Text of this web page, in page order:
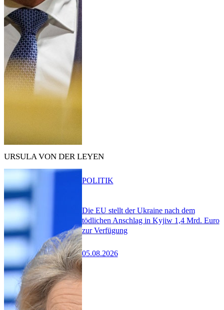
URSULA VON DER LEYEN
Die EU stellt der Ukraine nach dem
tödlichen Anschlag in Kyjiw 1,4 Mrd. Euro
zur Verfügung
05.08.2026
POLITIK